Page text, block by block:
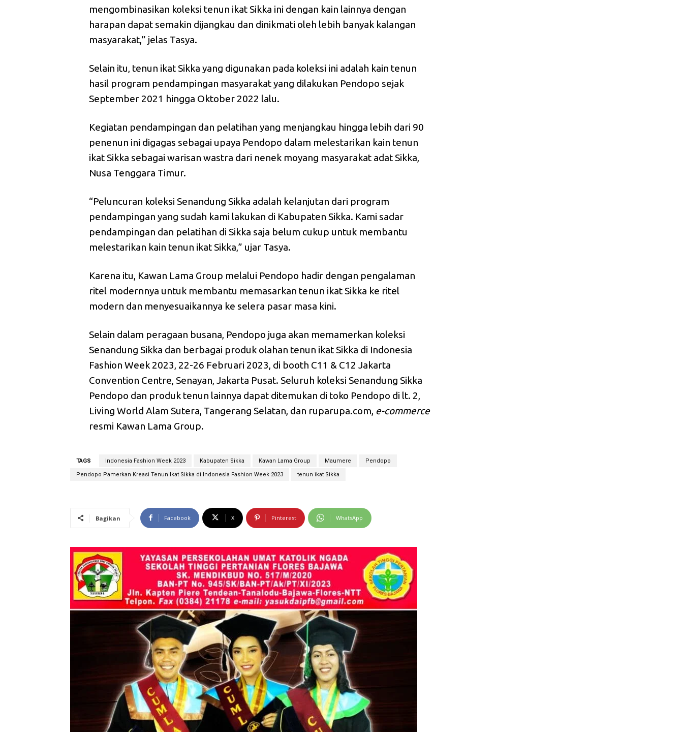
mengombinasikan koleksi tenun ikat Sikka ini dengan kain lainnya dengan
harapan dapat semakin dijangkau dan dinikmati oleh lebih banyak kalangan
masyarakat,” jelas Tasya.
Selain itu, tenun ikat Sikka yang digunakan pada koleksi ini adalah kain tenun
hasil program pendampingan masyarakat yang dilakukan Pendopo sejak
September 2021 hingga Oktober 2022 lalu.
Kegiatan pendampingan dan pelatihan yang menjangkau hingga lebih dari 90
penenun ini digagas sebagai upaya Pendopo dalam melestarikan kain tenun
ikat Sikka sebagai warisan wastra dari nenek moyang masyarakat adat Sikka,
Nusa Tenggara Timur.
“Peluncuran koleksi Senandung Sikka adalah kelanjutan dari program
pendampingan yang sudah kami lakukan di Kabupaten Sikka. Kami sadar
pendampingan dan pelatihan di Sikka saja belum cukup untuk membantu
melestarikan kain tenun ikat Sikka,” ujar Tasya.
Karena itu, Kawan Lama Group melalui Pendopo hadir dengan pengalaman
ritel modernnya untuk membantu memasarkan tenun ikat Sikka ke ritel
modern dan menyesuaikannya ke selera pasar masa kini.
Selain dalam peragaan busana, Pendopo juga akan memamerkan koleksi
Senandung Sikka dan berbagai produk olahan tenun ikat Sikka di Indonesia
Fashion Week 2023, 22-26 Februari 2023, di booth C11 & C12 Jakarta
Convention Centre, Senayan, Jakarta Pusat. Seluruh koleksi Senandung Sikka
Pendopo dan produk tenun lainnya dapat ditemukan di toko Pendopo di lt. 2,
Living World Alam Sutera, Tangerang Selatan, dan ruparupa.com, e-commerce
resmi Kawan Lama Group.
TAGS Indonesia Fashion Week 2023 Kabupaten Sikka Kawan Lama Group Maumere Pendopo
Pendopo Pamerkan Kreasi Tenun Ikat Sikka di Indonesia Fashion Week 2023 tenun ikat Sikka
Bagikan Facebook X Pinterest WhatsApp